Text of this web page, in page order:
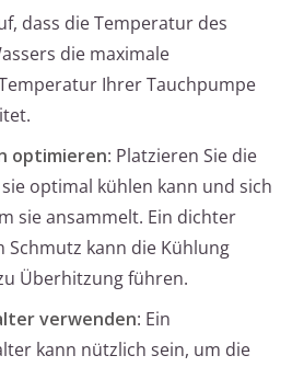
dass die Temperatur des
die maximale
Ihrer Tauchpumpe
optimieren: Platzieren Sie die
optimal kühlen kann und sich
sie ansammelt. Ein dichter
Schmutz kann die Kühlung
Überhitzung führen.
verwenden: Ein
kann nützlich sein, um die